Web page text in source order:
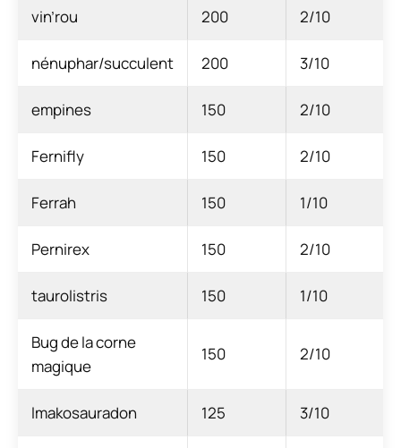
vin’rou 200 2/10
nénuphar/succulent 200 3/10
empines 150 2/10
Fernifly 150 2/10
Ferrah 150 1/10
Pernirex 150 2/10
taurolistris 150 1/10
Bug de la corne
magique
150 2/10
lmakosauradon 125 3/10